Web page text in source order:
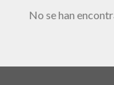
No se han